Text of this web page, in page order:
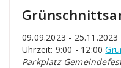
09.09.2023 - 25.11.2023
Uhrzeit: 9:00 - 12:00
Parkplatz